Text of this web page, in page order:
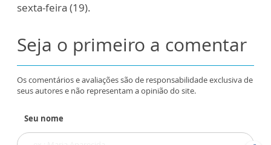
sexta-feira (19).
Seja o primeiro a comentar
Os comentários e avaliações são de responsabilidade exclusiva de
seus autores e não representam a opinião do site.
Seu nome